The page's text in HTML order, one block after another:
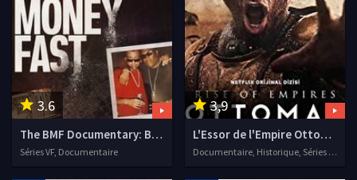
3.6
The BMF Documentary: Blowing Money Fast
Séries VF, Documentaire
3,9
L'Essor de l'Empire Ottoman
Documentaire, Historique, Séries VF, 2020